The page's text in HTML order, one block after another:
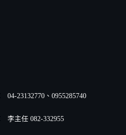
04-23132770、0955285740
李主任 082-332955